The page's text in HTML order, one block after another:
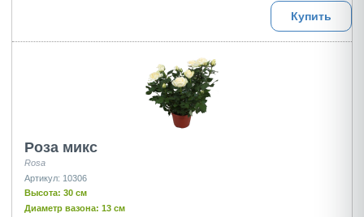
Купить
Роза микс
Rosa
Артикул: 10306
Высота: 30 см
Диаметр вазона: 13 см